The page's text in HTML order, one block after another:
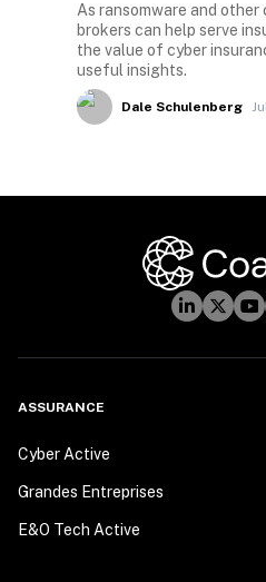
As ransomware and other
brokers can help serve
the value of cyber
useful insights.
Dale Schulenberg
ASSURANCE
Cyber Active
Grandes Entreprises
E&O Tech Active